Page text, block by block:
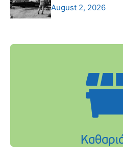
August 2, 2026